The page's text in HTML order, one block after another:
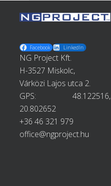
Facebook LinkedIn
NG Project Kft.
H-3527 Miskolc,
Várközi Lajos utca 2.
GPS:48.122516,
20.802652
+36 46 321 979
office@ngproject.hu